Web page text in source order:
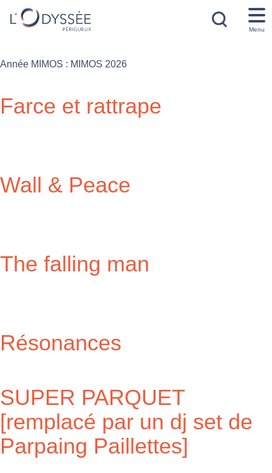
Menu
Année MIMOS : MIMOS 2026
Farce et rattrape
Wall & Peace
The falling man
Résonances
SUPER PARQUET
[remplacé par un dj set de
Parpaing Paillettes]